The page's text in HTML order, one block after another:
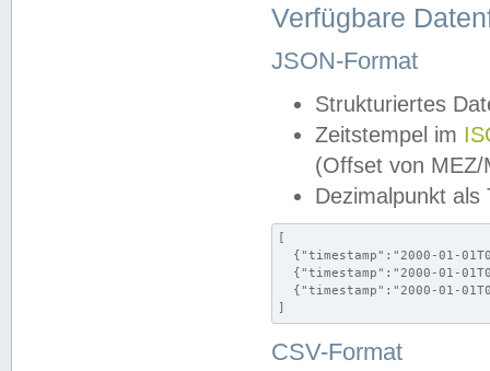
Verfügbare
JSON-Format
Strukturiertes
Zeitstempel im
(Offset von MEZ/
Dezimalpunkt als
[
{"timestamp":"2000-01-
{"timestamp":"2000-01-
{"timestamp":"2000-01-
]
CSV-Format